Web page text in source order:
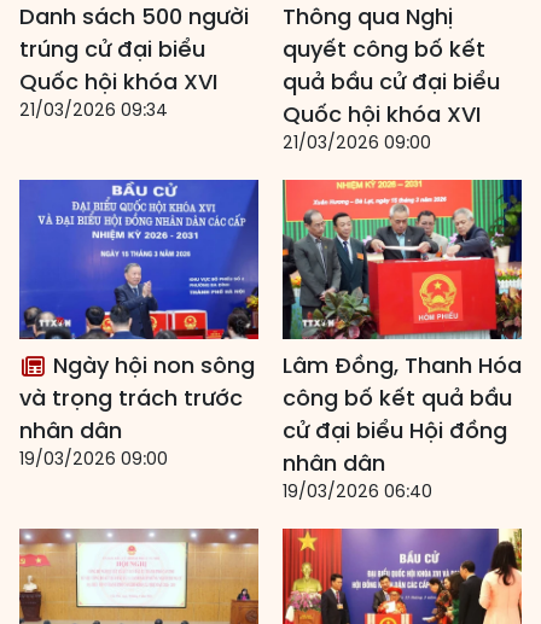
Danh sách 500 người
trúng cử đại biểu
Quốc hội khóa XVI
21/03/2026 09:34
Thông qua Nghị
quyết công bố kết
quả bầu cử đại biểu
Quốc hội khóa XVI
21/03/2026 09:00
Ngày hội non sông
và trọng trách trước
nhân dân
19/03/2026 09:00
Lâm Đồng, Thanh Hóa
công bố kết quả bầu
cử đại biểu Hội đồng
nhân dân
19/03/2026 06:40